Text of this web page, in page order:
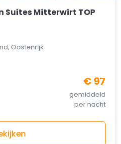
Suites Mitterwirt TOP
Oostenrijk
€ 97
gemiddeld
per nacht